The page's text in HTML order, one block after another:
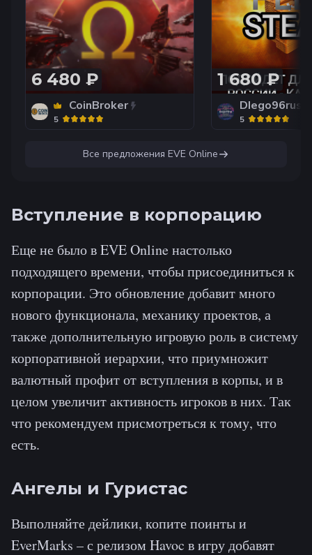
6 480 ₽
CoinBroker
5
1 680 ₽
DIego96rus
5
Все предложения EVE Online
Вступление в корпорацию
Еще не было в EVE Online настолько
подходящего времени, чтобы присоединиться к
корпорации. Это обновление добавит много
нового функционала, механику проектов, а
также дополнительную игровую роль в систему
корпоративной иерархии, что приумножит
валютный профит от вступления в корпы, и в
целом увеличит активность игроков в них. Так
что рекомендуем присмотреться к тому, что
есть.
Ангелы и Гуристас
Выполняйте дейлики, копите поинты и
EverMarks – с релизом Havoc в игру добавят